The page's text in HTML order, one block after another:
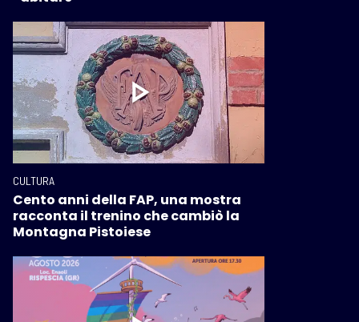
CULTURA
Cento anni della FAP, una mostra
racconta il trenino che cambiò la
Montagna Pistoiese